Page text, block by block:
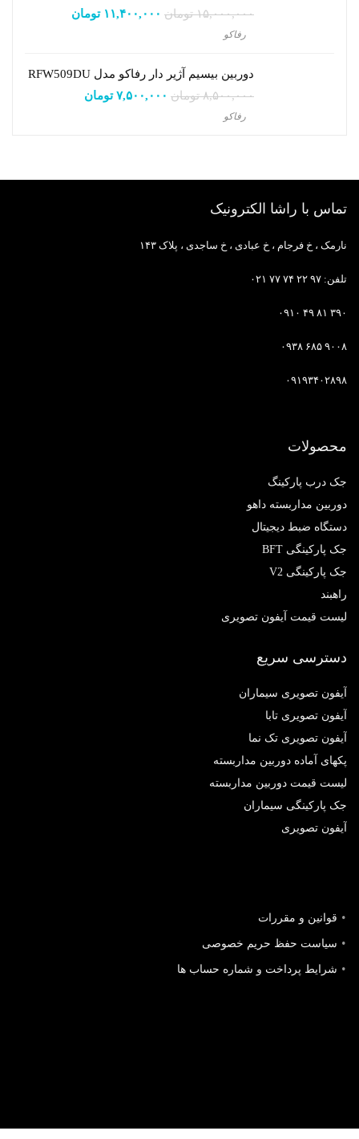
۱۵,۰۰۰,۰۰۰ تومان قیمت
۱۱,۴۰۰,۰۰۰ تومان
رفاکو
دوربین بیسیم آژیر دار رفاکو مدل RFW509DU
۸,۵۰۰,۰۰۰ تومان قیمت
۷,۵۰۰,۰۰۰ تومان
رفاکو
تماس با راشا الکترونیک
نارمک ، خ فرجام ، خ عبادی ، خ ساجدی ، پلاک ۱۴۳
تلفن: ۹۷ ۲۲ ۷۴ ۷۷ ۰۲۱
۳۹۰ ۸۱ ۴۹ ۰۹۱۰
۹۰۰۸ ۶۸۵ ۰۹۳۸
۰۹۱۹۳۴۰۲۸۹۸
محصولات
جک درب پارکینگ
دوربین مداربسته داهو
دستگاه ضبط دیجیتال
جک پارکینگی BFT
جک پارکینگی V2
راهبند
لیست قیمت آیفون تصویری
دسترسی سریع
آیفون تصویری سیماران
آیفون تصویری تابا
آیفون تصویری تک نما
پکهای آماده دوربین مداربسته
لیست قیمت دوربین مداربسته
جک پارکینگی سیماران
آیفون تصویری
قوانین و مقررات
سیاست حفظ حریم خصوصی
شرایط پرداخت و شماره حساب ها